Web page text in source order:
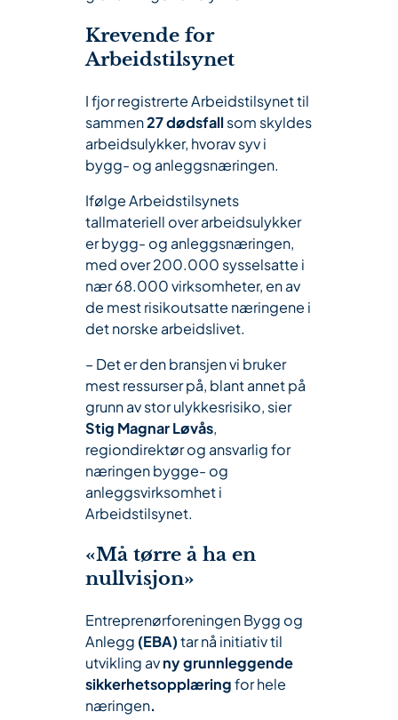
Krevende for
Arbeidstilsynet
I fjor registrerte Arbeidstilsynet til
sammen27 dødsfallsom skyldes
arbeidsulykker, hvorav syv i
bygg- og anleggsnæringen.
Ifølge Arbeidstilsynets
tallmateriell over arbeidsulykker
er bygg- og anleggsnæringen,
med over 200.000 sysselsatte i
nær 68.000 virksomheter, en av
de mest risikoutsatte næringene i
det norske arbeidslivet.
– Det er den bransjen vi bruker
mest ressurser på, blant annet på
grunn av stor ulykkesrisiko, sier
Stig Magnar Løvås,
regiondirektør og ansvarlig for
næringen bygge- og
anleggsvirksomhet i
Arbeidstilsynet.
«Må tørre å ha en
nullvisjon»
Entreprenørforeningen Bygg og
Anlegg (EBA)tar nå initiativ til
utvikling avny grunnleggende
sikkerhetsopplæringfor hele
næringen.